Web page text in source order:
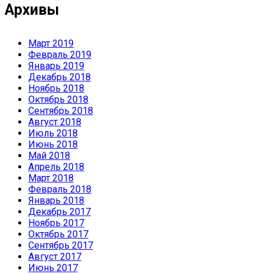
Архивы
Март 2019
Февраль 2019
Январь 2019
Декабрь 2018
Ноябрь 2018
Октябрь 2018
Сентябрь 2018
Август 2018
Июль 2018
Июнь 2018
Май 2018
Апрель 2018
Март 2018
Февраль 2018
Январь 2018
Декабрь 2017
Ноябрь 2017
Октябрь 2017
Сентябрь 2017
Август 2017
Июнь 2017